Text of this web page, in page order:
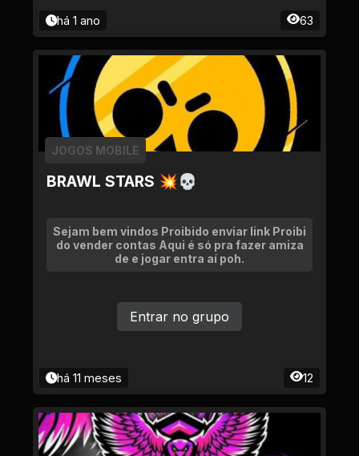
há 1 ano 63
BRAWL STARS 💥💀
JOGOS MOBILE
Sejam bem vindos Proibido enviar link Proibi
do vender contas Aqui é só pra fazer amiza
de e jogar entra aí poh.
há 11 meses 12
Entrar no grupo